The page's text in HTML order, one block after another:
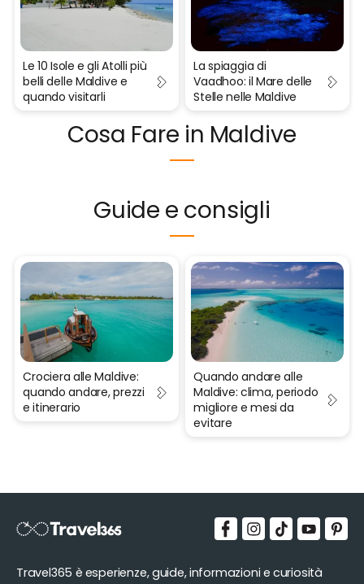
Le 10 Isole e gli Atolli più
belli delle Maldive e
quando visitarli
La spiaggia di
Vaadhoo: il Mare delle
Stelle nelle Maldive
Cosa Fare in Maldive
Guide e consigli
Crociera alle Maldive:
quando andare, prezzi
e itinerario
Quando andare alle
Maldive: clima, periodo
migliore e mesi da
evitare
Travel365 è esperienze, guide, informazioni e curiosità